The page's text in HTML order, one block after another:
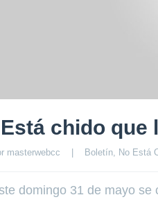
chido que
masterwebcc | Boletín No Está
domingo 31 de mayo